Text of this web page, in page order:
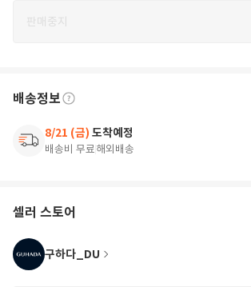
판매중지
배송정보
8/21 (금) 도착예정
배송비 무료해외배송
셀러 스토어
구하다_DU